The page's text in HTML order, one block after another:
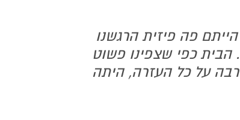
פה פיזית הרגשנו
כפי שצפינו פשוט
רבה על כל העזרה, היתה